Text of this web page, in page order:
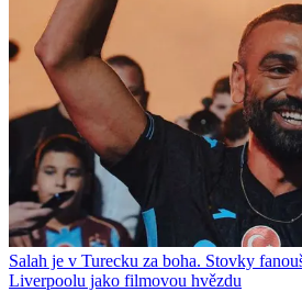
Salah je v Turecku za boha. Stovky
Liverpoolu jako filmovou hvězdu